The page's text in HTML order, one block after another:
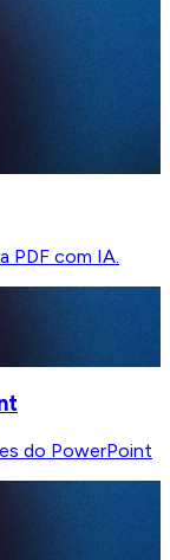
PDF com IA.
do PowerPoint